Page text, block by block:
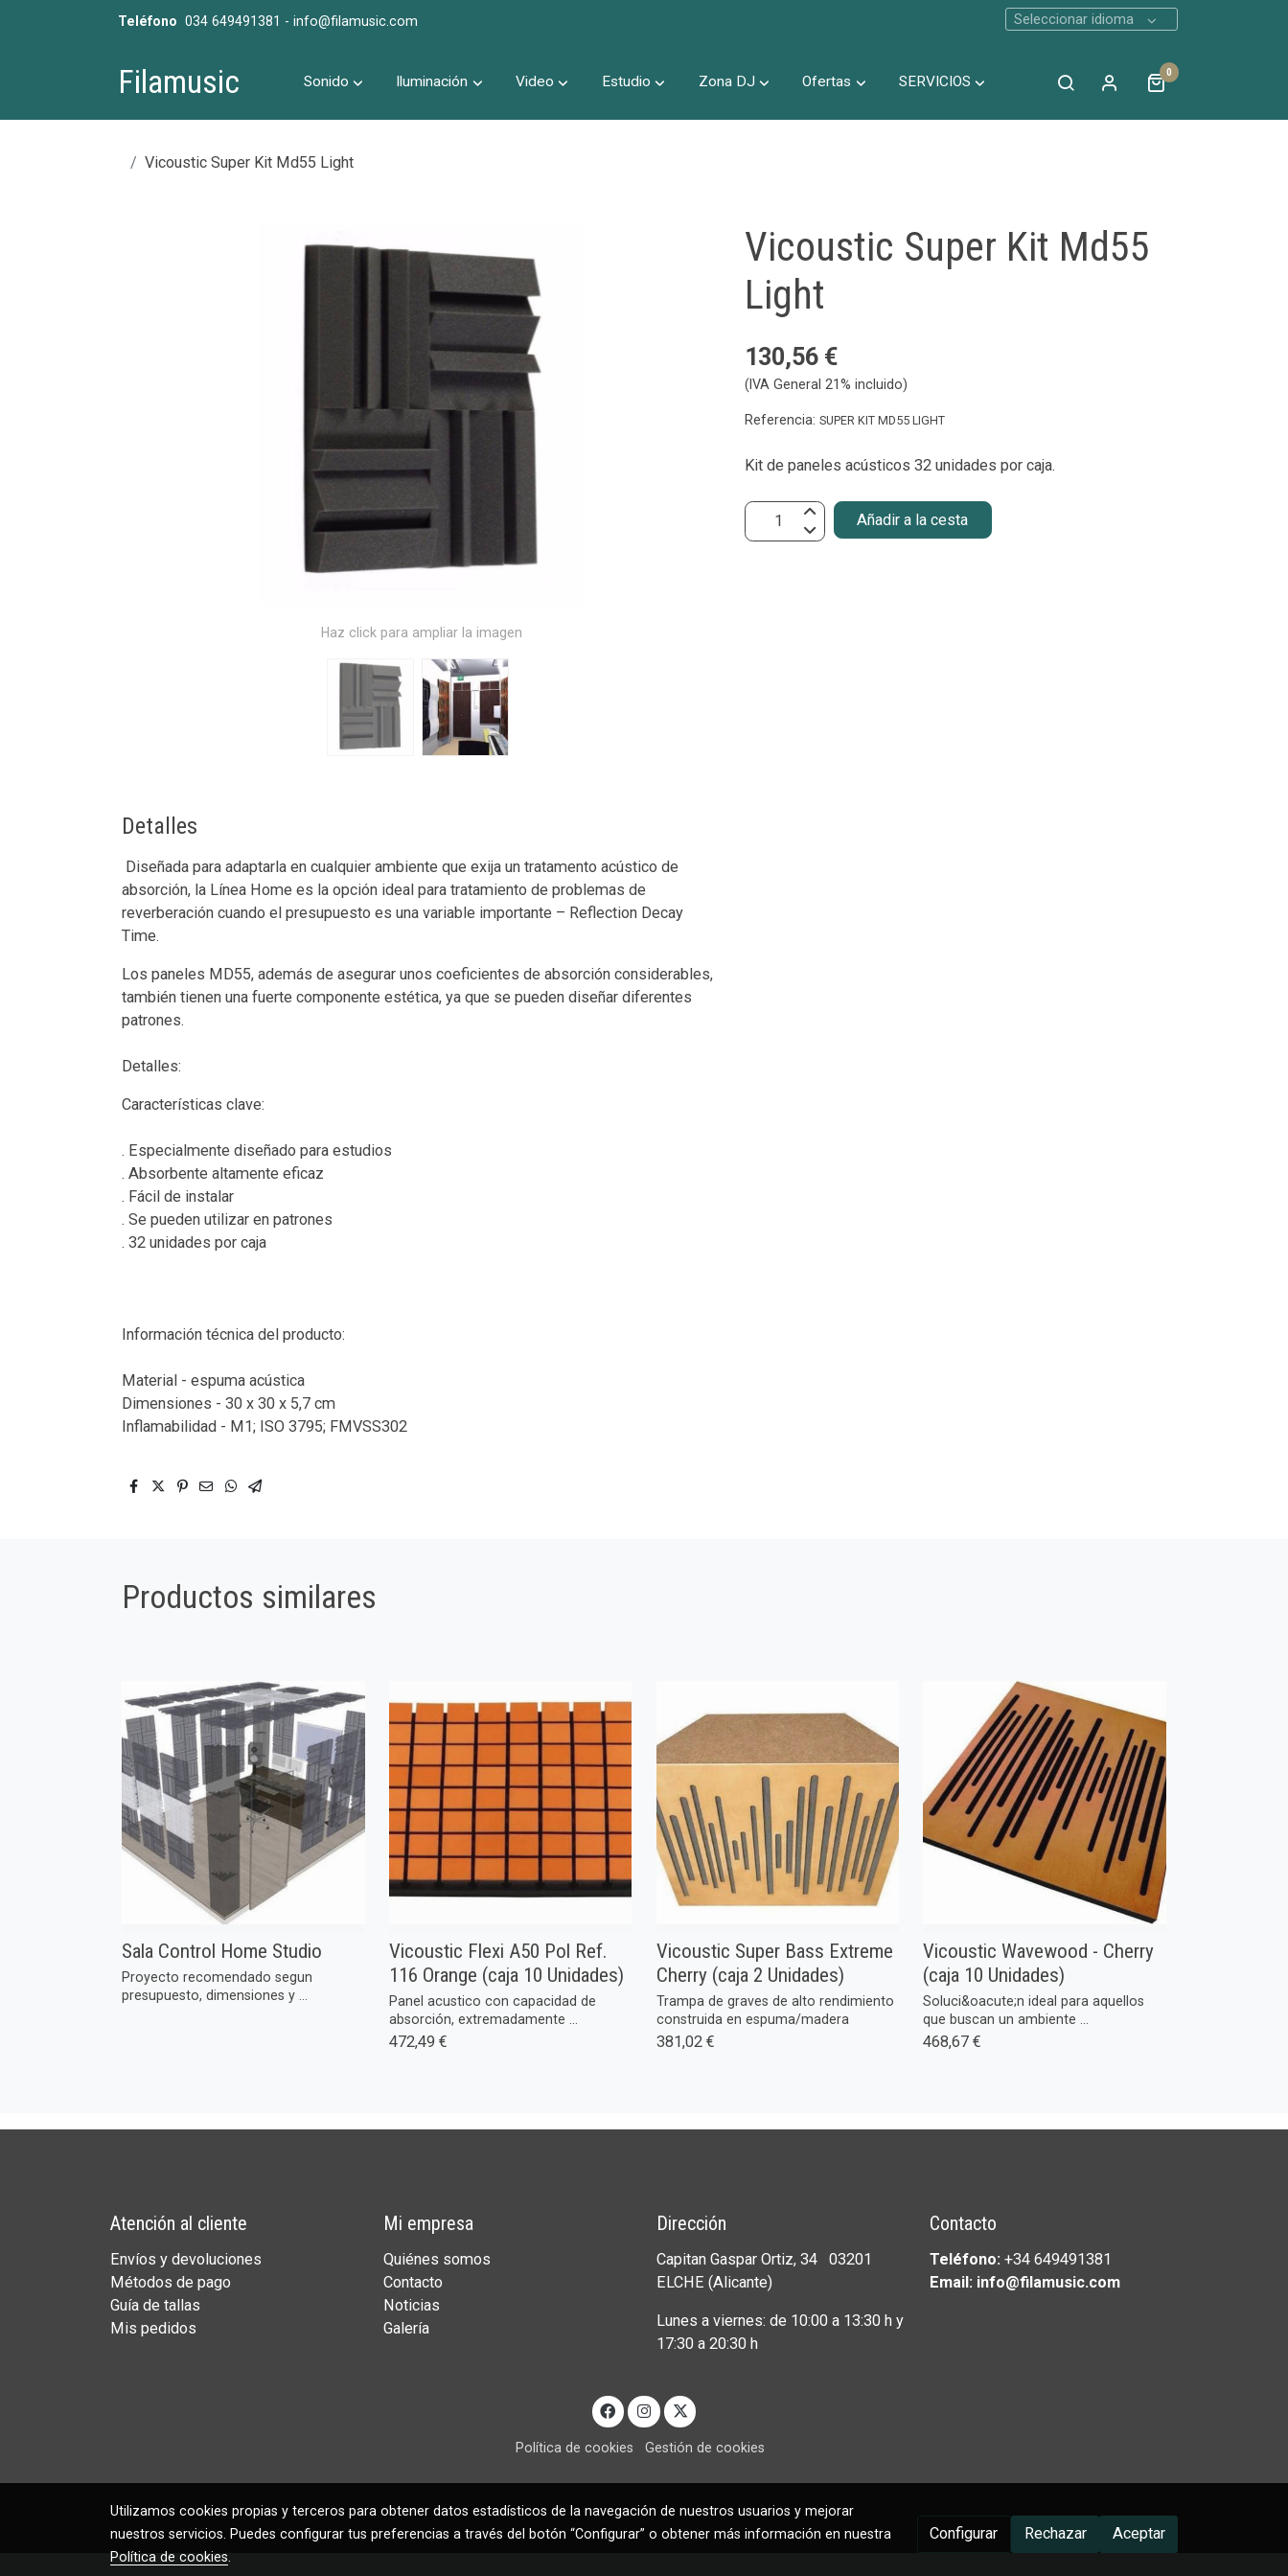
Teléfono 034 649491381 - info@filamusic.com Seleccionar idioma
Filamusic Sonido Iluminación Video Estudio Zona DJ Ofertas SERVICIOS
0
Vicoustic Super Kit Md55 Light
Haz click para ampliar la imagen
Detalles
Diseñada para adaptarla en cualquier ambiente que exija un tratamento acústico de
absorción, la Línea Home es la opción ideal para tratamiento de problemas de
reverberación cuando el presupuesto es una variable importante – Reflection Decay
Time.
Los paneles MD55, además de asegurar unos coeficientes de absorción considerables,
también tienen una fuerte componente estética, ya que se pueden diseñar diferentes
patrones.
Detalles:
Características clave:
. Especialmente diseñado para estudios
. Absorbente altamente eficaz
. Fácil de instalar
. Se pueden utilizar en patrones
. 32 unidades por caja
Información técnica del producto:
Material - espuma acústica
Dimensiones - 30 x 30 x 5,7 cm
Inflamabilidad - M1; ISO 3795; FMVSS302
Vicoustic Super Kit Md55
Light
130,56 €
(IVA General 21% incluido)
Referencia:SUPER KIT MD55 LIGHT
Kit de paneles acústicos 32 unidades por caja.
Añadir a la cesta
Productos similares
Sala Control Home Studio
Proyecto recomendado segun
presupuesto, dimensiones y ...
Vicoustic Flexi A50 Pol Ref.
116 Orange (caja 10 Unidades)
Panel acustico con capacidad de
absorción, extremadamente ...
472,49 €
Vicoustic Super Bass Extreme
Cherry (caja 2 Unidades)
Trampa de graves de alto rendimiento
construida en espuma/madera
381,02 €
Vicoustic Wavewood - Cherry
(caja 10 Unidades)
Soluci&oacute;n ideal para aquellos
que buscan un ambiente ...
468,67 €
Atención al cliente
Envíos y devoluciones
Métodos de pago
Guía de tallas
Mis pedidos
Mi empresa
Quiénes somos
Contacto
Noticias
Galería
Dirección
Capitan Gaspar Ortiz, 34 03201
ELCHE (Alicante)
Lunes a viernes: de 10:00 a 13:30 h y
17:30 a 20:30 h
Contacto
Teléfono: +34 649491381
Email: info@filamusic.com
Política de cookies Gestión de cookies
Utilizamos cookies propias y terceros para obtener datos estadísticos de la navegación de nuestros usuarios y mejorar
nuestros servicios. Puedes configurar tus preferencias a través del botón “Configurar” o obtener más información en nuestra
Política de cookies.
Configurar Rechazar Aceptar